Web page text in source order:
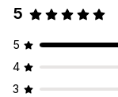
5
5
4
3